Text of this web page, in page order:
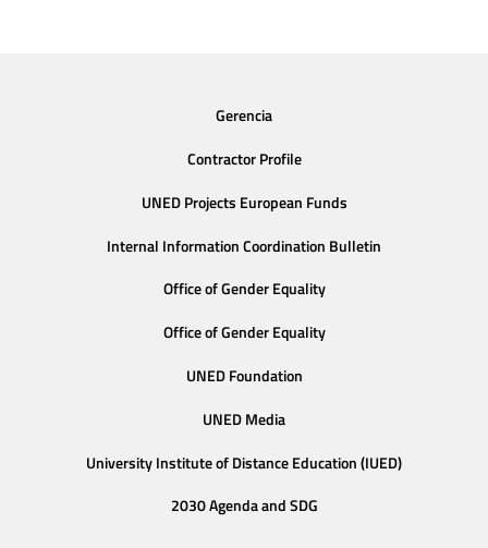
Gerencia
Contractor Profile
UNED Projects European Funds
Internal Information Coordination Bulletin
Office of Gender Equality
Office of Gender Equality
UNED Foundation
UNED Media
University Institute of Distance Education (IUED)
2030 Agenda and SDG